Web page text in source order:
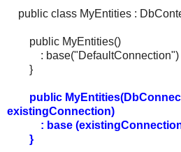
public class MyEntities :
public MyEntities()
: base("DefaultConnection")
}
public
existingConnection)
: base
}